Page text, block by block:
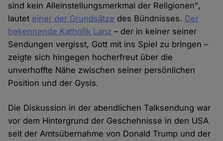
sind kein Alleinstellungsmerkmal der Religionen",
lautet einer der Grundsätze des Bündnisses. Der
bekennende Katholik Lanz – der in keiner seiner
Sendungen vergisst, Gott mit ins Spiel zu bringen –
zeigte sich hingegen hocherfreut über die
unverhoffte Nähe zwischen seiner persönlichen
Position und der Gysis.
Die Diskussion in der abendlichen Talksendung war
vor dem Hintergrund der Geschehnisse in den USA
seit der Amtsübernahme von Donald Trump und der